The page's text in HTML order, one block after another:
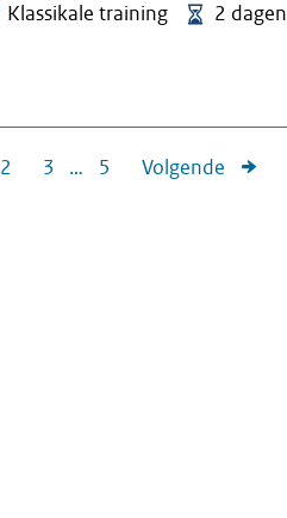
Klassikale training 2 dagen
2 3 … 5 Volgende